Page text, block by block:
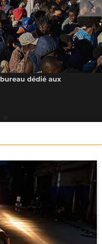
dédié aux